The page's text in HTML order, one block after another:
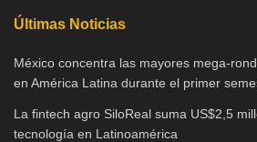
Últimas Noticias
México concentra las mayores mega-
en América Latina durante el primer
La fintech agro SiloReal suma US$2,5
tecnología en Latinoamérica